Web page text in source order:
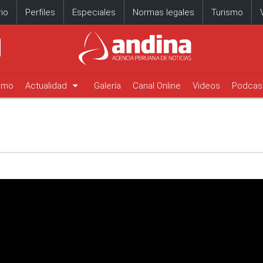
Perfiles Especiales Normas legales Turismo
Actualidad arrow_drop_down Galería Canal Online Videos